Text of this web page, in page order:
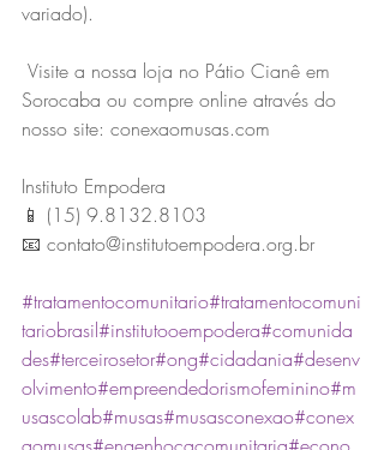
variado).
Sorocaba ou compre online através do
nosso site: conexaomusas.com
Instituto Empodera
📱 (15) 9.8132.8103
📧 contato@institutoempodera.org.br
#tratamentocomunitario#tratamentocomuni
tariobrasil#institutooempodera#comunida
des#terceirosetor#ong#cidadania#desenv
olvimento#empreendedorismofeminino#m
usascolab#musas#musasconexao#conex